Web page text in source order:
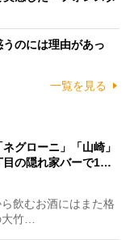
のには理由があっ
一覧を見る
グローニ」「山崎」
目の隠れ家バーで1…
飲むお酒にはまた格
大竹…